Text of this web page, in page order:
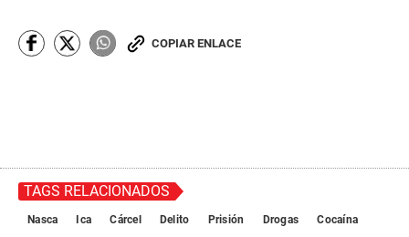
COPIAR ENLACE
TAGS RELACIONADOS
Nasca Ica Cárcel Delito Prisión Drogas
Cocaína